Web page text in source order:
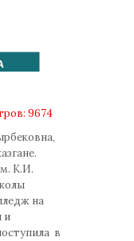
9674
К.И.
на
и
в